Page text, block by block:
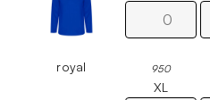
royal 950
XL